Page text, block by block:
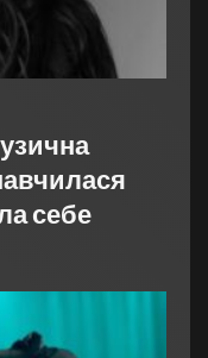
себе